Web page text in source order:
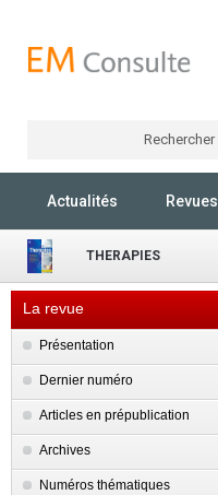
Rechercher
Actualités Revues
THERAPIES
La revue
Présentation
Dernier numéro
Articles en prépublication
Archives
Numéros thématiques